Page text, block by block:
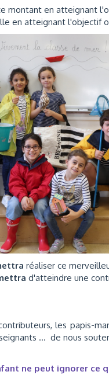
montant en atteignant
en atteignant l'objectif
réaliser ce
d'atteindre une
les papis-
... de nous
ne peut ignorer ce